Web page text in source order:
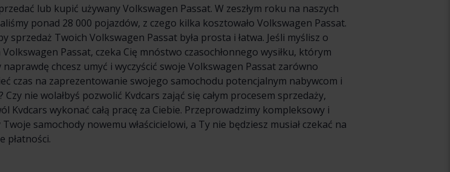
lub kupić używany Volkswagen Passat. W zeszłym roku na naszych
ponad 28 000 pojazdów, z czego kilka kosztowało Volkswagen Passat.
sprzedaż Twoich Volkswagen Passat była prosta i łatwa. Jeśli myślisz o
Passat, czeka Cię mnóstwo czasochłonnego wysiłku, którym
naprawdę chcesz umyć i wyczyścić swoje Volkswagen Passat zarówno
czas na zaprezentowanie swojego samochodu potencjalnym nabywcom i
nie wolałbyś pozwolić Kvdcars zająć się całym procesem sprzedaży,
Kvdcars wykonać całą pracę za Ciebie. Przeprowadzimy kompleksowy i
samochody nowemu właścicielowi, a Ty nie będziesz musiał czekać na
płatności.